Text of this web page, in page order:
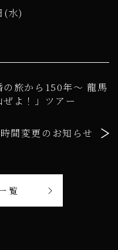
(水)
旅から150年～ 龍馬
よ！」ツアー
間変更のお知らせ
覧